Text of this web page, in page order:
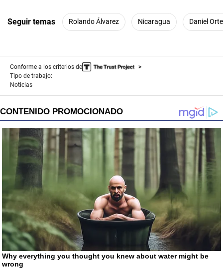
Seguir temas Rolando Álvarez Nicaragua Daniel
Conforme a los criterios de
Tipo de trabajo:
Noticias